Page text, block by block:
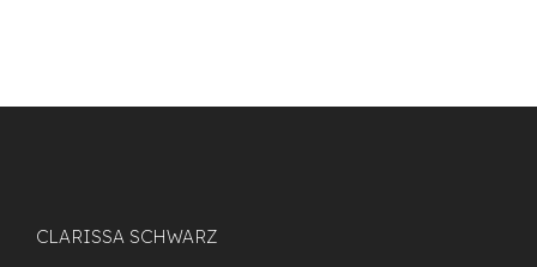
CLARISSA SCHWARZ